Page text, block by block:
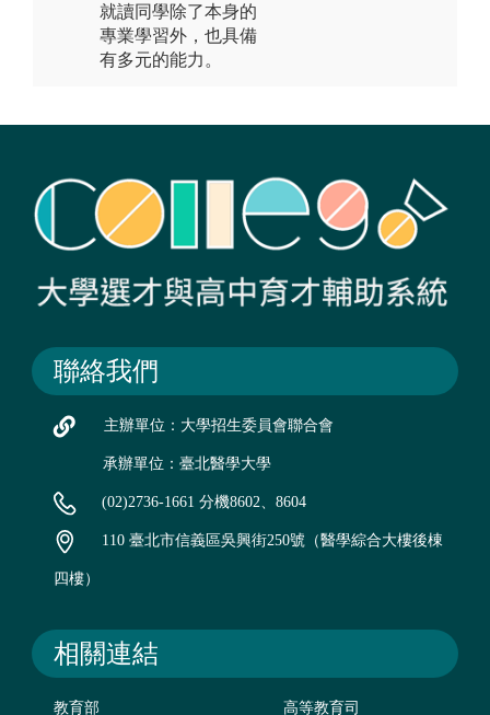
就讀同學除了本身的
專業學習外，也具備
有多元的能力。
聯絡我們
主辦單位：大學招生委員會聯合會
承辦單位：臺北醫學大學
(02)2736-1661 分機8602、8604
110 臺北市信義區吳興街250號（醫學綜合大樓後棟
四樓）
相關連結
教育部 高等教育司